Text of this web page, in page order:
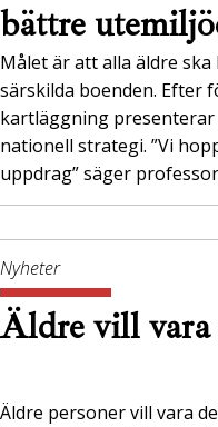
bättre
Målet är att alla äldre
särskilda boenden. Efter
kartläggning
nationell strategi. ”Vi
uppdrag” säger
Nyheter
Äldre vill vara
Äldre personer vill vara